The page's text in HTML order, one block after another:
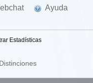
Ayuda
Estadísticas
Distinciones